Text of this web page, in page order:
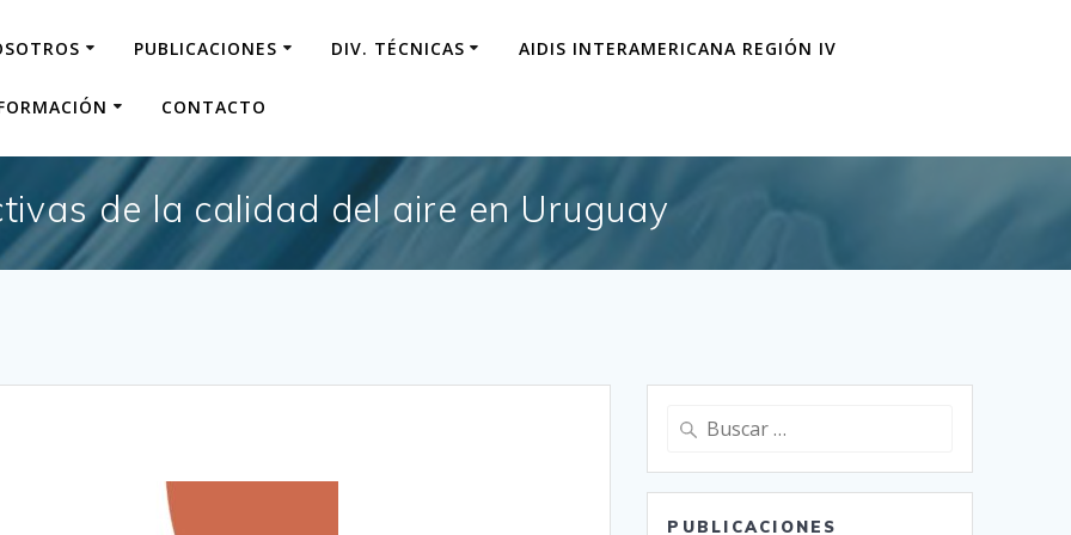
PUBLICACIONES DIV. TÉCNICAS AIDIS INTERAMERICANA REGIÓN IV
CONTACTO
de la calidad del aire en Uruguay
Buscar:
PUBLICACIONES